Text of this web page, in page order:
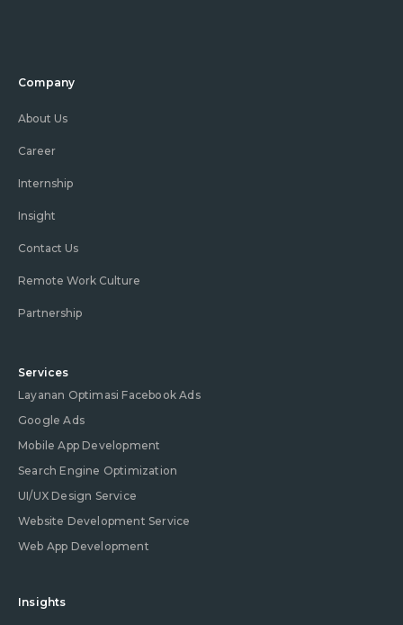
Company
About Us
Career
Internship
Insight
Contact Us
Remote Work Culture
Partnership
Services
Layanan Optimasi Facebook Ads
Google Ads
Mobile App Development
Search Engine Optimization
UI/UX Design Service
Website Development Service
Web App Development
Insights